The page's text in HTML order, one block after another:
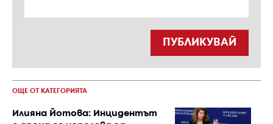
ПУБЛИКУВАЙ
ОЩЕ ОТ КАТЕГОРИЯТА
Илияна Йотова: Инцидентът